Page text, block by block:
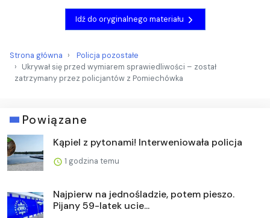
Idź do oryginalnego materiału
Strona główna
Policja pozostałe
Ukrywał się przed wymiarem sprawiedliwości – został
zatrzymany przez policjantów z Pomiechówka
Powiązane
Kąpiel z pytonami! Interweniowała policja
1 godzina temu
Najpierw na jednośladzie, potem pieszo.
Pijany 59-latek ucie...